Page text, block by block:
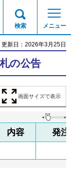
検索 メニュー
更新日：2026年3月25日
の公告
画面サイズで表示
内容 発